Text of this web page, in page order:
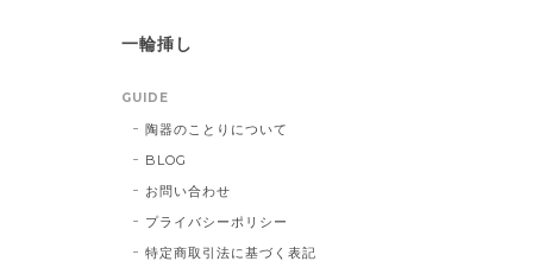
一輪挿し
GUIDE
陶器のことりについて
BLOG
お問い合わせ
プライバシーポリシー
特定商取引法に基づく表記